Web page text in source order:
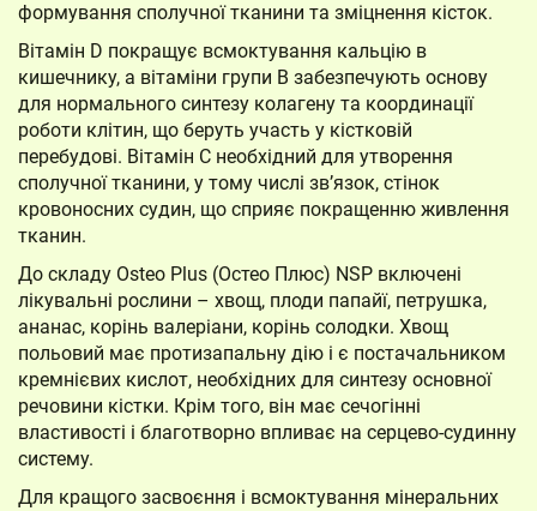
формування сполучної тканини та зміцнення кісток.
Вітамін D покращує всмоктування кальцію в
кишечнику, а вітаміни групи В забезпечують основу
для нормального синтезу колагену та координації
роботи клітин, що беруть участь у кістковій
перебудові. Вітамін С необхідний для утворення
сполучної тканини, у тому числі зв’язок, стінок
кровоносних судин, що сприяє покращенню живлення
тканин.
До складу Osteo Plus (Остео Плюс) NSP включені
лікувальні рослини – хвощ, плоди папайї, петрушка,
ананас, корінь валеріани, корінь солодки. Хвощ
польовий має протизапальну дію і є постачальником
кремнієвих кислот, необхідних для синтезу основної
речовини кістки. Крім того, він має сечогінні
властивості і благотворно впливає на серцево-судинну
систему.
Для кращого засвоєння і всмоктування мінеральних